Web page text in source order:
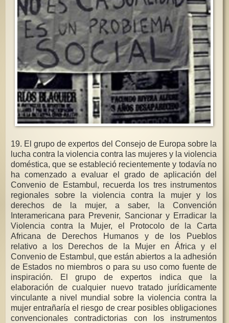
19. El grupo de expertos del Consejo de Europa sobre la
lucha contra la violencia contra las mujeres y la violencia
doméstica, que se estableció recientemente y todavía no
ha comenzado a evaluar el grado de aplicación del
Convenio de Estambul, recuerda los tres instrumentos
regionales sobre la violencia contra la mujer y los
derechos de la mujer, a saber, la Convención
Interamericana para Prevenir, Sancionar y Erradicar la
Violencia contra la Mujer, el Protocolo de la Carta
Africana de Derechos Humanos y de los Pueblos
relativo a los Derechos de la Mujer en África y el
Convenio de Estambul, que están abiertos a la adhesión
de Estados no miembros o para su uso como fuente de
inspiración. El grupo de expertos indica que la
elaboración de cualquier nuevo tratado jurídicamente
vinculante a nivel mundial sobre la violencia contra la
mujer entrañaría el riesgo de crear posibles obligaciones
convencionales contradictorias con los instrumentos